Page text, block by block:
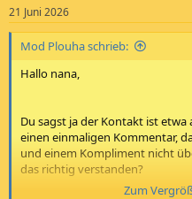
21 Juni 2026
Mod Plouha schrieb:
Hallo nana,
Du sagst ja der Kontakt ist
einen einmaligen Kommentar,
und einem Kompliment nicht
das richtig verstanden?
Zum